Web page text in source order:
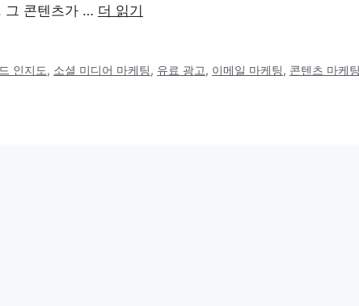
그 콘텐츠가 … 더 읽기
인지도, 소셜 미디어 마케팅, 유료 광고, 이메일 마케팅, 콘텐츠 마케팅